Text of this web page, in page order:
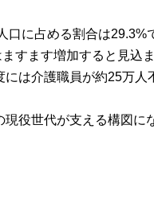
に占める割合は29.3%
すます増加すると見込ま
は介護職員が約25万人
役世代が支える構図に